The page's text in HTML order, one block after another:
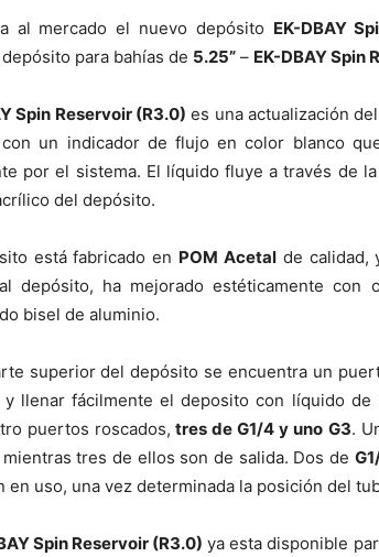
al mercado el nuevo depósito EK-DBAY
para bahías de 5.25” – EK-DBAY Spin
Spin Reservoir (R3.0) es una actualización
con un indicador de flujo en color blanco
por el sistema. El líquido fluye a través de
del depósito.
está fabricado en POM Acetalde calidad,
depósito, ha mejorado estéticamente con
bisel de aluminio.
superior del depósito se encuentra un
y llenar fácilmente el deposito con líquido
puertos roscados, tres de G1/4 y uno G3.
tres de ellos son de salida. Dos de
en uso, una vez determinada la posición del
Spin Reservoir (R3.0) ya esta disponible